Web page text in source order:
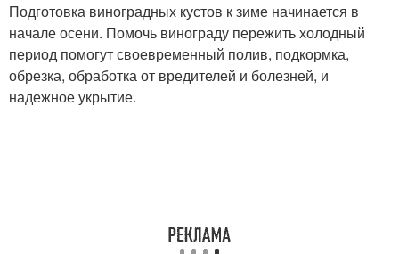
Подготовка виноградных кустов к зиме начинается в
начале осени. Помочь винограду пережить холодный
период помогут своевременный полив, подкормка,
обрезка, обработка от вредителей и болезней, и
надежное укрытие.